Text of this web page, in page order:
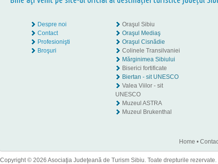
Despre noi
Contact
Profesionişti
Broşuri
Oraşul Sibiu
Oraşul Mediaş
Oraşul Cisnădie
Colinele Transilvaniei
Mărginimea Sibiului
Biserici fortificate
Biertan - sit UNESCO
Valea Viilor - sit
UNESCO
Muzeul ASTRA
Muzeul Brukenthal
Home •
Copyright © 2026 Asociaţia Judeţeană de Turism Sibiu. Toate drepturile rezervate.